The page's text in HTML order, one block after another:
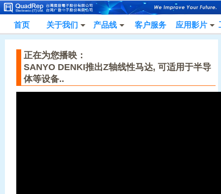
首页 关于我们 产品线 客户服务 应用影片
正在为您播映：
SANYO DENKI推出Z轴线性马达, 可适用于半导
体等设备..